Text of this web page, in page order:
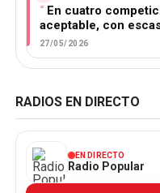
En cuatro
aceptable, con
27/05/2026
RADIOS EN DIRECTO
EN DIRECTO
Radio Popular